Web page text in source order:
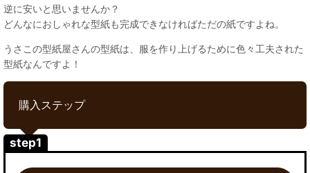
逆に安いと思いませんか？
どんなにおしゃれな型紙も完成できなければただの紙ですよね。
うさこの型紙屋さんの型紙は、服を作り上げるために色々工夫された
型紙なんですよ！
購入ステップ
step1